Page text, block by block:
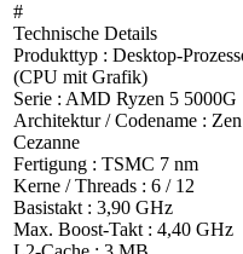
#
Technische Details
Produkttyp : Desktop-
(CPU mit Grafik)
Serie : AMD Ryzen 5 5000G
Architektur / Codename :
Cezanne
Fertigung : TSMC 7 nm
Kerne / Threads : 6 / 12
Basistakt : 3,90 GHz
Max. Boost-Takt : 4,40 GHz